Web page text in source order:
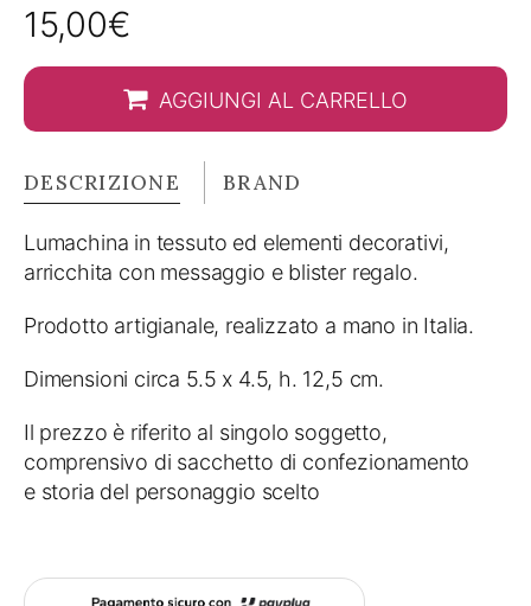
15,00€
AGGIUNGI AL CARRELLO
DESCRIZIONE BRAND
Lumachina in tessuto ed elementi decorativi,
arricchita con messaggio e blister regalo.
Prodotto artigianale, realizzato a mano in Italia.
Dimensioni circa 5.5 x 4.5, h. 12,5 cm.
Il prezzo è riferito al singolo soggetto,
comprensivo di sacchetto di confezionamento
e storia del personaggio scelto